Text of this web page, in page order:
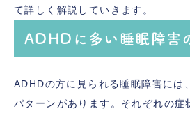
て詳しく解説していきます。
ADHDに多い睡眠障害
ADHDの方に見られる睡眠障害には
パターンがあります。それぞれの症